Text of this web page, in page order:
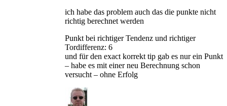
ich habe das problem auch das die punkte nicht
richtig berechnet werden
Punkt bei richtiger Tendenz und richtiger
Tordifferenz: 6
und für den exact korrekt tip gab es nur ein Punkt
– habe es mit einer neu Berechnung schon
versucht – ohne Erfolg